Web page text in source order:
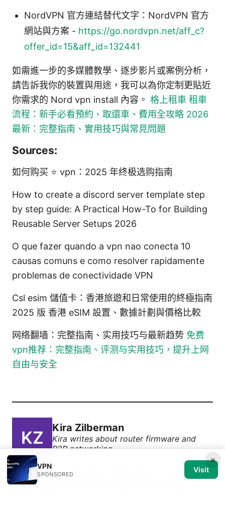
NordVPN 官方連結替代文字：NordVPN 官方
網站與方案 - https://go.nordvpn.net/aff_c?
offer_id=15&aff_id=132441
如需進一步的多媒體教學、逐步影片或案例分析，
請告訴我你的裝置與用途，我可以為你定制更貼近
你需求的 Nord vpn install 內容。 格上租車 租車
流程：新手必看預約、取還車、費用全攻略 2026
最新：完整指南、實用技巧與常見問題
Sources:
如何购买 ⭐ vpn：2025 年终极选购指南
How to create a discord server template step
by step guide: A Practical How-To for Building
Reusable Server Setups 2026
O que fazer quando a vpn nao conecta 10
causas comuns e como resolver rapidamente
problemas de conectividade VPN
Csl esim 儲值卡：香港旅遊和日常使用的終極指南
2025 版 香港 eSIM 設置、數據計劃與價格比較
网络翻墙：完整指南、实用技巧与最新趋势 免费
vpn推荐：完整指南、评测与实用技巧，提升上网
自由与安全
Kira Zilberman
Kira writes about router firmware and
P2P networking.
Kira Zilberman has been writing about consumer
technology since 2018, with bylines covering router
×
VPN
SPONSORED
Visit